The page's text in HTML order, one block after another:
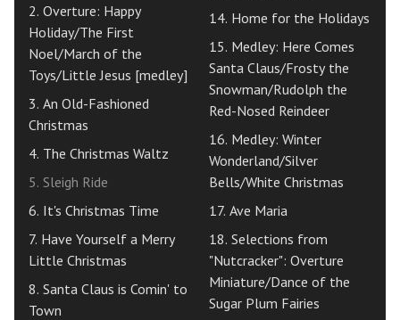
2. Overture: Happy
Holiday/The First
Noel/March of the
Toys/Little Jesus [medley]
3. An Old-Fashioned
Christmas
4. The Christmas Waltz
5. Sleigh Ride
6. It's Christmas Time
7. Have Yourself a Merry
Little Christmas
8. Santa Claus is Comin' to
Town
14. Home for the Holidays
15. Medley: Here Comes
Santa Claus/Frosty the
Snowman/Rudolph the
Red-Nosed Reindeer
16. Medley: Winter
Wonderland/Silver
Bells/White Christmas
17. Ave Maria
18. Selections from
"Nutcracker": Overture
Miniature/Dance of the
Sugar Plum Fairies